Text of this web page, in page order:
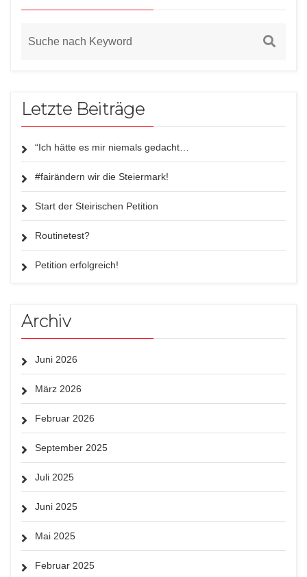
Letzte Beiträge
“Ich hätte es mir niemals gedacht…
#fairändern wir die Steiermark!
Start der Steirischen Petition
Routinetest?
Petition erfolgreich!
Archiv
Juni 2026
März 2026
Februar 2026
September 2025
Juli 2025
Juni 2025
Mai 2025
Februar 2025